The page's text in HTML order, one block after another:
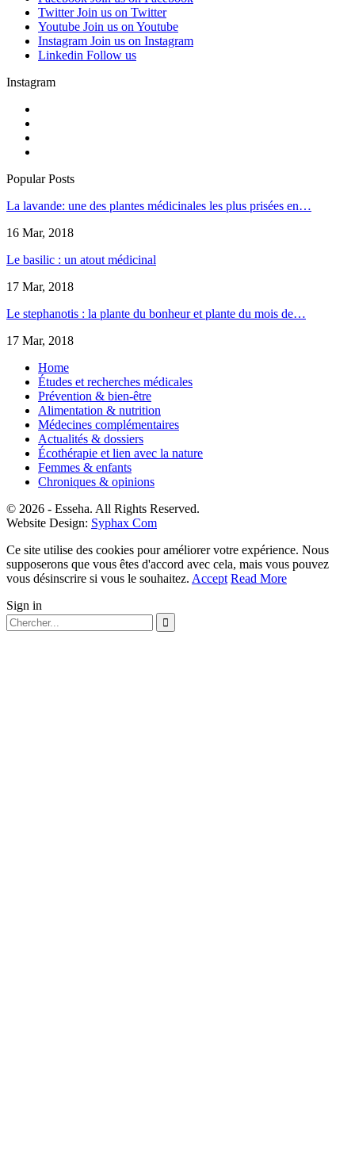
Twitter Join us on Twitter
Youtube Join us on Youtube
Instagram Join us on Instagram
Linkedin Follow us
Instagram
Popular Posts
La lavande: une des plantes médicinales les plus prisées en…
16 Mar, 2018
Le basilic : un atout médicinal
17 Mar, 2018
Le stephanotis : la plante du bonheur et plante du mois de…
17 Mar, 2018
Home
Études et recherches médicales
Prévention & bien-être
Alimentation & nutrition
Médecines complémentaires
Actualités & dossiers
Écothérapie et lien avec la nature
Femmes & enfants
Chroniques & opinions
© 2026 - Esseha. All Rights Reserved.
Website Design: Syphax Com
Ce site utilise des cookies pour améliorer votre expérience. Nous
supposerons que vous êtes d'accord avec cela, mais vous pouvez
vous désinscrire si vous le souhaitez. Accept Read More
Sign in